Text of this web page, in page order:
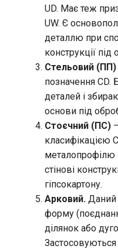
UD. Має теж
UW. Є
деталлю при
конструкції
Стельовий (ПП)
позначення CD.
деталей і
основи під
Стоєчний (ПС)
класифікацією
металопрофілю
стінові
гіпсокартону.
Арковий. Даний
форму
ділянок або